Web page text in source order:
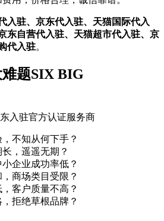
入驻、京东代入驻、天猫国际代入
东自营代入驻、天猫超市代入驻、京
代入驻。
题SIX BIG
入驻官方认证服务商
不知从何下手？
，遥遥无期？
企业成功率低？
商场类目受限？
客户质量不高？
拒绝草根品牌？